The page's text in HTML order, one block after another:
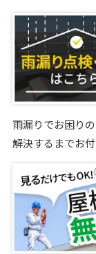
雨漏りでお困り
解決するまでお